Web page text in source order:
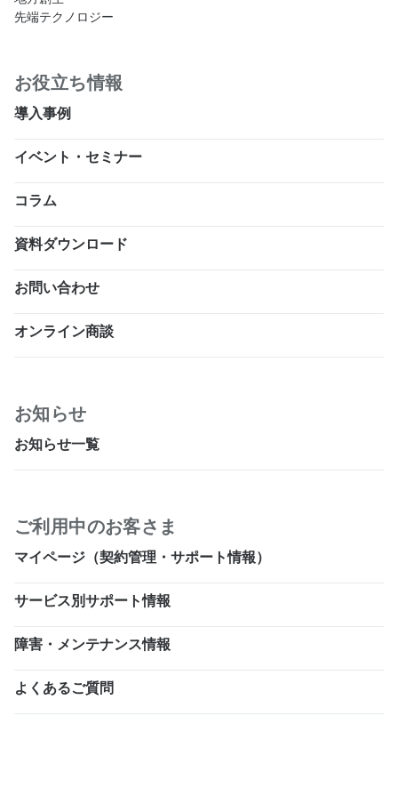
先端テクノロジー
お役立ち情報
導入事例
イベント・セミナー
コラム
資料ダウンロード
お問い合わせ
オンライン商談
お知らせ
お知らせ一覧
ご利用中のお客さま
マイページ（契約管理・サポート情報）
サービス別サポート情報
障害・メンテナンス情報
よくあるご質問